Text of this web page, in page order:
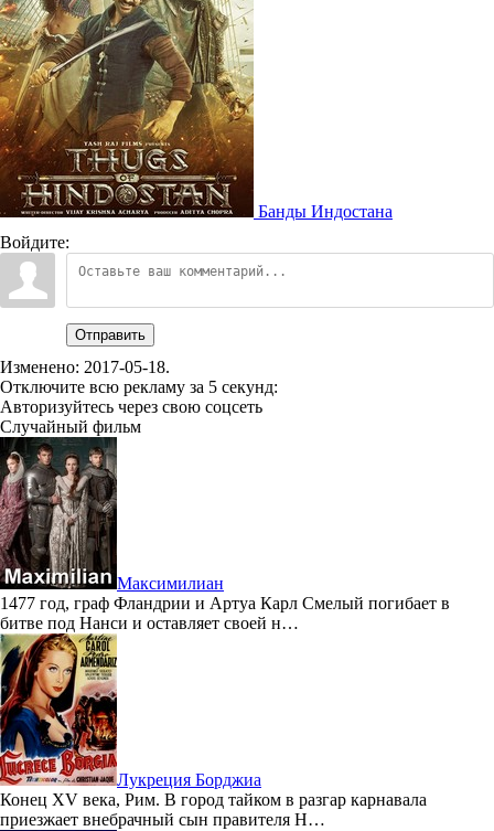
Банды Индостана
Войдите:
Отправить
Изменено: 2017-05-18.
Отключите всю рекламу за 5 секунд:
Авторизуйтесь через свою соцсеть
Случайный фильм
Максимилиан
1477 год, граф Фландрии и Артуа Карл Смелый погибает в
битве под Нанси и оставляет своей н…
Лукреция Борджиа
Конец XV века, Рим. В город тайком в разгар карнавала
приезжает внебрачный сын правителя Н…